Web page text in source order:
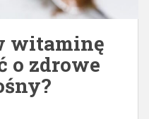
witaminę
o zdrowe